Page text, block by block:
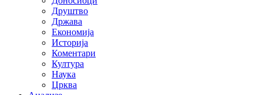
Друштво
Држава
Економија
Историја
Коментари
Култура
Наука
Црква